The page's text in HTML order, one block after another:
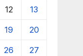
12 13
19 20
26 27